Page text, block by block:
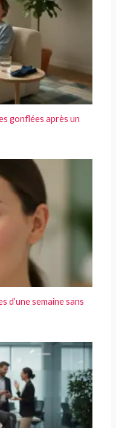
gonflées après un
d’une semaine sans